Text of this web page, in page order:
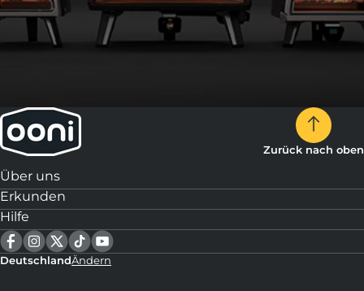
Zurück nach oben
Über uns
Erkunden
Hilfe
DeutschlandÄndern